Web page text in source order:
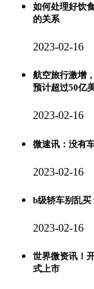
如何处理好饮
的关系
2023-02-16
航空旅行激增
预计超过50亿
2023-02-16
微速讯：没有
2023-02-16
b级轿车别乱买
2023-02-16
世界微资讯！
式上市